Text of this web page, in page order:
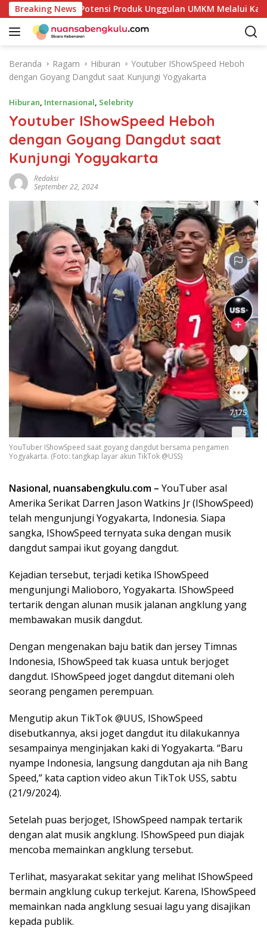
a
Breaking News
Petakan Potensi Produk Unggulan UMKM Melalui Kajian
Beranda Ragam Hiburan
Youtuber IShowSpeed Heboh
dengan Goyang Dangdut saat Kunjungi Yogyakarta
Hiburan, Internasional, Selebrity
Youtuber IShowSpeed Heboh
dengan Goyang Dangdut saat
Kunjungi Yogyakarta
Redaksi
September 22, 2024
YouTuber IShowSpeed saat goyang dangdut bersama pengamen
Yogyakarta. (Foto: tangkap layar akun TikTok @USS)
Nasional, nuansabengkulu.com – YouTuber asal
Amerika Serikat Darren Jason Watkins Jr (IShowSpeed)
telah mengunjungi Yogyakarta, Indonesia. Siapa
sangka, IShowSpeed ternyata suka dengan musik
dangdut sampai ikut goyang dangdut.
Kejadian tersebut, terjadi ketika IShowSpeed
mengunjungi Malioboro, Yogyakarta. IShowSpeed
tertarik dengan alunan musik jalanan angklung yang
membawakan musik dangdut.
Dengan mengenakan baju batik dan jersey Timnas
Indonesia, IShowSpeed tak kuasa untuk berjoget
dangdut. IShowSpeed joget dangdut ditemani oleh
seorang pengamen perempuan.
Mengutip akun TikTok @UUS, IShowSpeed
disebutkannya, aksi joget dangdut itu dilakukannya
sesampainya menginjakan kaki di Yogyakarta. “Baru
nyampe Indonesia, langsung dangdutan aja nih Bang
Speed,” kata caption video akun TikTok USS, sabtu
(21/9/2024).
Setelah puas berjoget, IShowSpeed nampak tertarik
dengan alat musik angklung. IShowSpeed pun diajak
mencoba memainkan angklung tersebut.
Terlihat, masyarakat sekitar yang melihat IShowSpeed
bermain angklung cukup terkejut. Karena, IShowSpeed
memainkan nada angklung sesuai lagu yang disajikan
kepada publik.